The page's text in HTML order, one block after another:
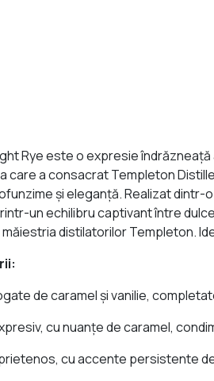
Rye este o expresie
care a consacrat Templeton
și eleganță. Realizat dintr-
un echilibru captivant între
distilatorilor Templeton.
de caramel și vanilie,
cu nuanțe de caramel,
cu accente persistente